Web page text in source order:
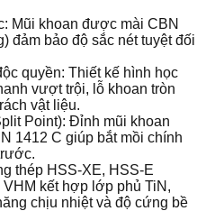
Mũi khoan được mài CBN
đảm bảo độ sắc nét tuyệt đối
quyền: Thiết kế hình học
vượt trội, lỗ khoan tròn
vật liệu.
Point): Đỉnh mũi khoan
1412 C giúp bắt mồi chính
thép HSS-XE, HSS-E
kết hợp lớp phủ TiN,
chịu nhiệt và độ cứng bề